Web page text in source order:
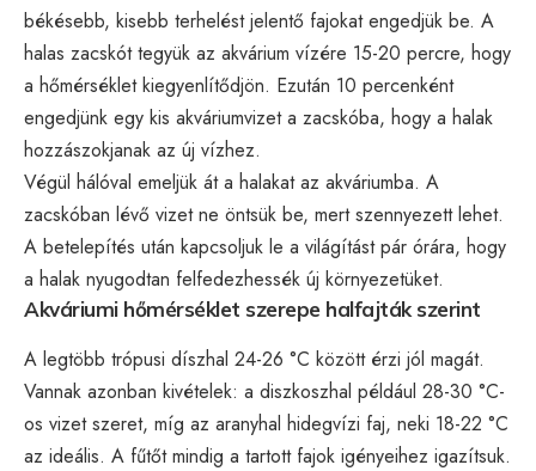
békésebb, kisebb terhelést jelentő fajokat engedjük be. A
halas zacskót tegyük az akvárium vízére 15-20 percre, hogy
a hőmérséklet kiegyenlítődjön. Ezután 10 percenként
engedjünk egy kis akváriumvizet a zacskóba, hogy a halak
hozzászokjanak az új vízhez.
Végül hálóval emeljük át a halakat az akváriumba. A
zacskóban lévő vizet ne öntsük be, mert szennyezett lehet.
A betelepítés után kapcsoljuk le a világítást pár órára, hogy
a halak nyugodtan felfedezhessék új környezetüket.
Akváriumi hőmérséklet szerepe halfajták szerint
A legtöbb trópusi díszhal 24-26 °C között érzi jól magát.
Vannak azonban kivételek: a diszkoszhal például 28-30 °C-
os vizet szeret, míg az aranyhal hidegvízi faj, neki 18-22 °C
az ideális. A fűtőt mindig a tartott fajok igényeihez igazítsuk.